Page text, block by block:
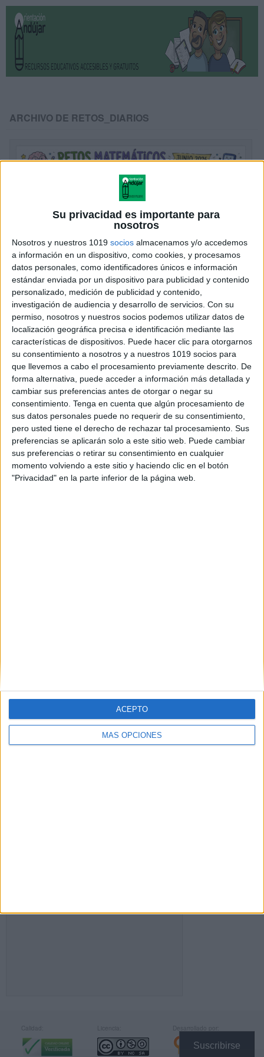
Su privacidad es importante para
nosotros
Nosotros y nuestros 1019 socios almacenamos y/o accedemos
a información en un dispositivo, como cookies, y procesamos
datos personales, como identificadores únicos e información
estándar enviada por un dispositivo para publicidad y contenido
personalizado, medición de publicidad y contenido,
investigación de audiencia y desarrollo de servicios. Con su
permiso, nosotros y nuestros socios podemos utilizar datos de
localización geográfica precisa e identificación mediante las
características de dispositivos. Puede hacer clic para otorgarnos
su consentimiento a nosotros y a nuestros 1019 socios para
que llevemos a cabo el procesamiento previamente descrito. De
forma alternativa, puede acceder a información más detallada y
cambiar sus preferencias antes de otorgar o negar su
consentimiento. Tenga en cuenta que algún procesamiento de
sus datos personales puede no requerir de su consentimiento,
pero usted tiene el derecho de rechazar tal procesamiento. Sus
preferencias se aplicarán solo a este sitio web. Puede cambiar
sus preferencias o retirar su consentimiento en cualquier
momento volviendo a este sitio y haciendo clic en el botón
"Privacidad" en la parte inferior de la página web.
MÁS OPCIONES
ACEPTO
Suscribirse
ARCHIVO DE RETOS_DIARIOS
Bonitos calendarios mates por estapas
del mes de junio 2026
Publicado el 31 mayo, 2026
Un reto al día para pensar, contar y disfrutar Junio
llega con energía y aprendizaje, y qué mejor manera
de cerrar el curso que con este calendario de retos
matemáticos. […]
SEGUIR LEYENDO
Buscar